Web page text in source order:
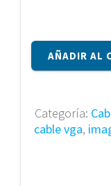
Cable
Vga
AÑADIR AL
Categoría:
cable vga,